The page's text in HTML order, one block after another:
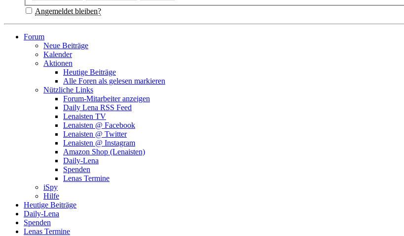
Angemeldet bleiben?
Forum
Neue Beiträge
Kalender
Aktionen
Heutige Beiträge
Alle Foren als gelesen markieren
Nützliche Links
Forum-Mitarbeiter anzeigen
Daily Lena RSS Feed
Lenaisten TV
Lenaisten @ Facebook
Lenaisten @ Twitter
Lenaisten @ Instagram
Amazon Shop (Lenaisten)
Daily-Lena
Spenden
Lenas Termine
iSpy
Hilfe
Heutige Beiträge
Daily-Lena
Spenden
Lenas Termine